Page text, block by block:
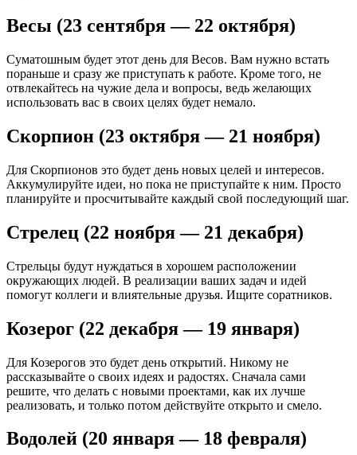
Весы (23 сентября — 22 октября)
Суматошным будет этот день для Весов. Вам нужно встать
пораньше и сразу же приступать к работе. Кроме того, не
отвлекайтесь на чужие дела и вопросы, ведь желающих
использовать вас в своих целях будет немало.
Скорпион (23 октября — 21 ноября)
Для Скорпионов это будет день новых целей и интересов.
Аккумулируйте идеи, но пока не приступайте к ним. Просто
планируйте и просчитывайте каждый свой последующий шаг.
Стрелец (22 ноября — 21 декабря)
Стрельцы будут нуждаться в хорошем расположении
окружающих людей. В реализации ваших задач и идей
помогут коллеги и влиятельные друзья. Ищите соратников.
Козерог (22 декабря — 19 января)
Для Козерогов это будет день открытий. Никому не
рассказывайте о своих идеях и радостях. Сначала сами
решите, что делать с новыми проектами, как их лучше
реализовать, и только потом действуйте открыто и смело.
Водолей (20 января — 18 февраля)